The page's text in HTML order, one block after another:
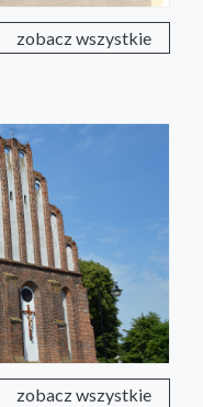
zobacz wszystkie
zobacz wszystkie